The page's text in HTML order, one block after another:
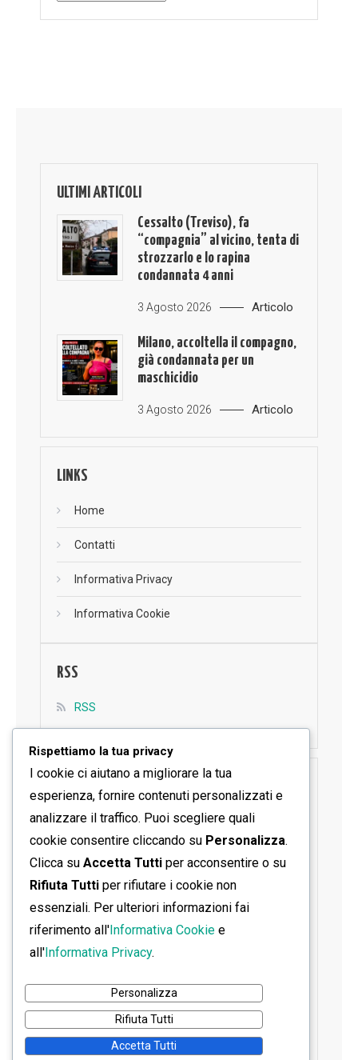
ULTIMI ARTICOLI
Cessalto (Treviso), fa
“compagnia” al vicino, tenta di
strozzarlo e lo rapina
condannata 4 anni
3 Agosto 2026 Articolo
Milano, accoltella il compagno,
già condannata per un
maschicidio
3 Agosto 2026 Articolo
LINKS
Home
Contatti
Informativa Privacy
Informativa Cookie
RSS
RSS
SEGUICI SU FACEBOOK
Rispettiamo la tua privacy
I cookie ci aiutano a migliorare la tua
esperienza, fornire contenuti personalizzati e
analizzare il traffico. Puoi scegliere quali
cookie consentire cliccando su Personalizza.
Clicca su Accetta Tutti per acconsentire o su
Rifiuta Tutti per rifiutare i cookie non
essenziali. Per ulteriori informazioni fai
riferimento all'Informativa Cookie e
all'Informativa Privacy.
Personalizza
Rifiuta Tutti
Accetta Tutti